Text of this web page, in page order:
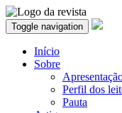
Toggle navigation
Início
Sobre
Perfil dos
Pauta